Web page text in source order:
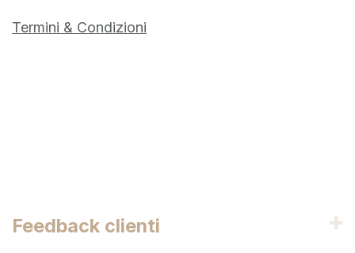
Termini & Condizioni
Feedback clienti